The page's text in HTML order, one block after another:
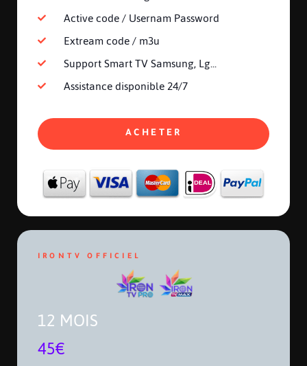
Active code / Usernam Password
Extream code / m3u
Support Smart TV Samsung, Lg...
Assistance disponible 24/7
ACHETER
IRONTV OFFICIEL
12 MOIS
45€